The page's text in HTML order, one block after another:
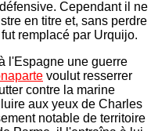
Cependant il ne
en titre et, sans perdre
fut remplacé par Urquijo.
l'Espagne une guerre
voulut resserrer
contre la marine
aux yeux de Charles
notable de territoire